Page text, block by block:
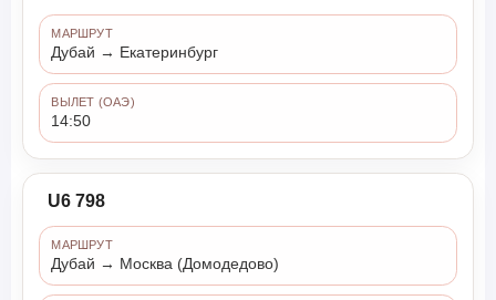
МАРШРУТ
Дубай → Екатеринбург
ВЫЛЕТ (ОАЭ)
14:50
U6 798
МАРШРУТ
Дубай → Москва (Домодедово)